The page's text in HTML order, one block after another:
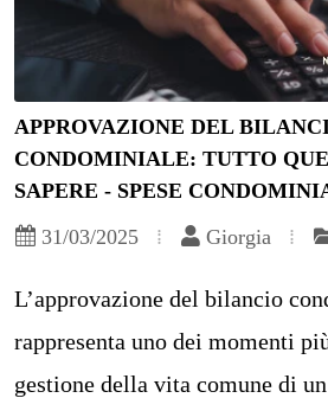
APPROVAZIONE DEL
CONDOMINIALE: TUTTO
SAPERE - SPESE
31/03/2025
Giorgia
L’approvazione del bilancio
rappresenta uno dei momenti
gestione della vita comune di